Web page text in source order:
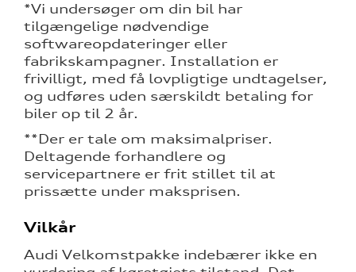
*Vi undersøger om din bil har
tilgængelige nødvendige
softwareopdateringer eller
fabrikskampagner. Installation er
frivilligt, med få lovpligtige undtagelser,
og udføres uden særskildt betaling for
biler op til 2 år.
**Der er tale om maksimalpriser.
Deltagende forhandlere og
servicepartnere er frit stillet til at
prissætte under maksprisen.
Vilkår
Audi Velkomstpakke indebærer ikke en